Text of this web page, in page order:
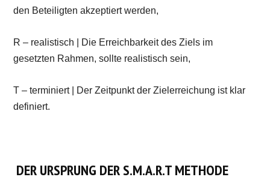
den Beteiligten akzeptiert werden,
R – realistisch | Die Erreichbarkeit des Ziels im
gesetzten Rahmen, sollte realistisch sein,
T – terminiert | Der Zeitpunkt der Zielerreichung ist klar
definiert.
DER URSPRUNG DER S.M.A.R.T METHODE